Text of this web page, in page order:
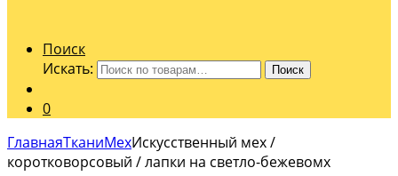
Поиск
Искать:
Поиск
0
ГлавнаяТканиМехИскусственный мех /
коротковорсовый / лапки на светло-бежевомх